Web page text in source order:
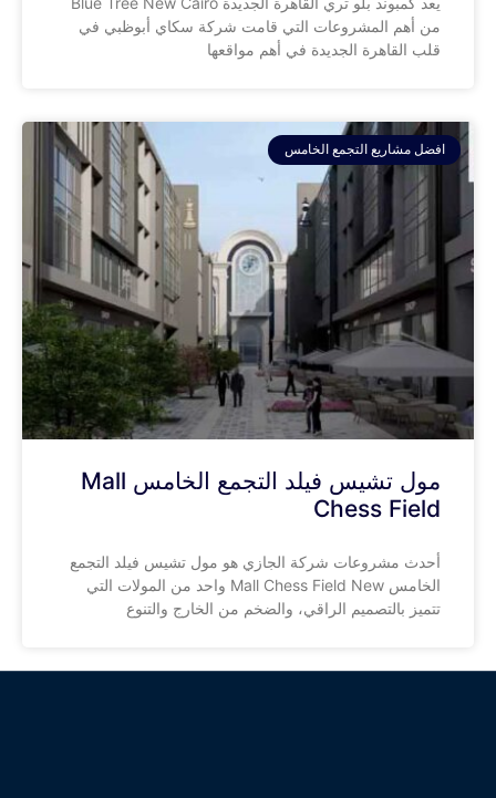
من أهم المشروعات التي قامت شركة سكاي أبوظبي في
قلب القاهرة الجديدة في أهم مواقعها
افضل مشاريع التجمع الخامس
مول تشيس فيلد التجمع الخامس Mall
Chess Field
أحدث مشروعات شركة الجازي هو مول تشيس فيلد التجمع
الخامس Mall Chess Field New واحد من المولات التي
تتميز بالتصميم الراقي، والضخم من الخارج والتنوع